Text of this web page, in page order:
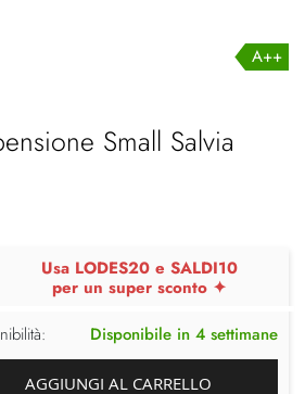
A++
Small Salvia
Usa LODES20 e SALDI10
per un super sconto ✦
Disponibile in 4 settimane
AGGIUNGI AL CARRELLO